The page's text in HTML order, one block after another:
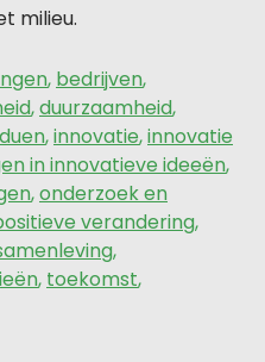
milieu.
, bedrijven,
,duurzaamheid,
,innovatie,innovatie
in innovatieve ideeën,
,onderzoek en
verandering,
,
, toekomst,